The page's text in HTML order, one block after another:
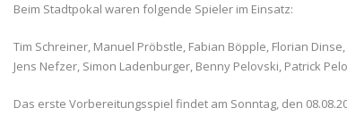
Beim Stadtpokal waren folgende Spieler im Einsatz:
Tim Schreiner, Manuel Pröbstle, Fabian Böpple, Florian
Jens Nefzer, Simon Ladenburger, Benny Pelovski, Patrick
Das erste Vorbereitungsspiel findet am Sonntag, den